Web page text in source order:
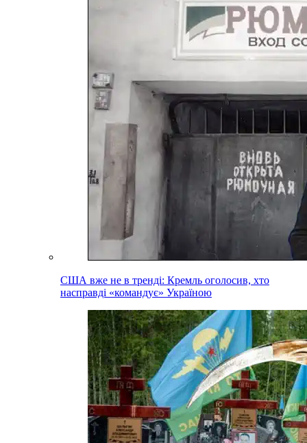
США вже не в тренді: Кремль оголосив, хто
насправді «командує» Україною